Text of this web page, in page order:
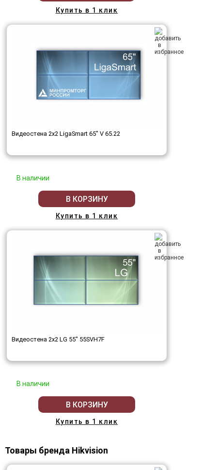
Купить в 1 клик
Видеостена 2x2 LigaSmart 65" V 65.22
В наличии
В КОРЗИНУ
Купить в 1 клик
Видеостена 2x2 LG 55" 55SVH7F
В наличии
В КОРЗИНУ
Купить в 1 клик
Товары бренда Hikvision